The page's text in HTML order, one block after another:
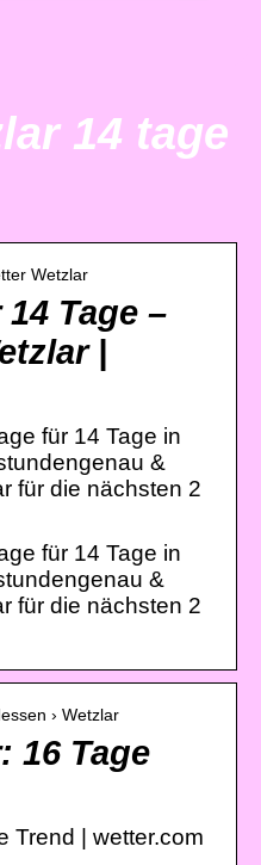
14 tage
Wetzlar
Tage –
|
für 14 Tage in
&
für die nächsten 2
für 14 Tage in
&
für die nächsten 2
› Wetzlar
16 Tage
Trend | wetter.com